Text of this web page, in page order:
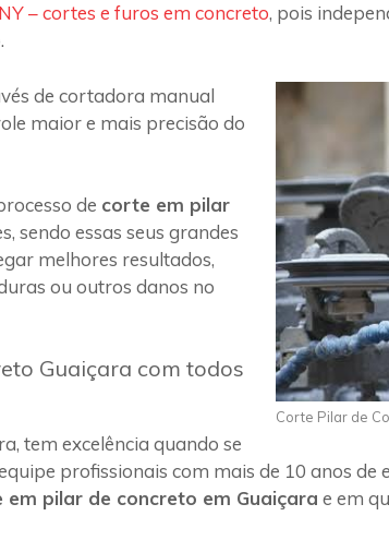
– cortes e furos em concreto, pois
Corte Pilar de
de cortadora manual
maior e mais precisão do
de corte em pilar
sendo essas seus grandes
melhores resultados,
ou outros danos no
Guaiçara com todos
tem excelência quando se
profissionais com mais de 10 anos
em pilar de concreto em Guaiçara e em